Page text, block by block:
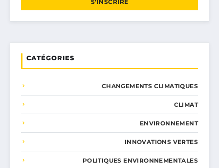
S'INSCRIRE
CATÉGORIES
CHANGEMENTS CLIMATIQUES
CLIMAT
ENVIRONNEMENT
INNOVATIONS VERTES
POLITIQUES ENVIRONNEMENTALES